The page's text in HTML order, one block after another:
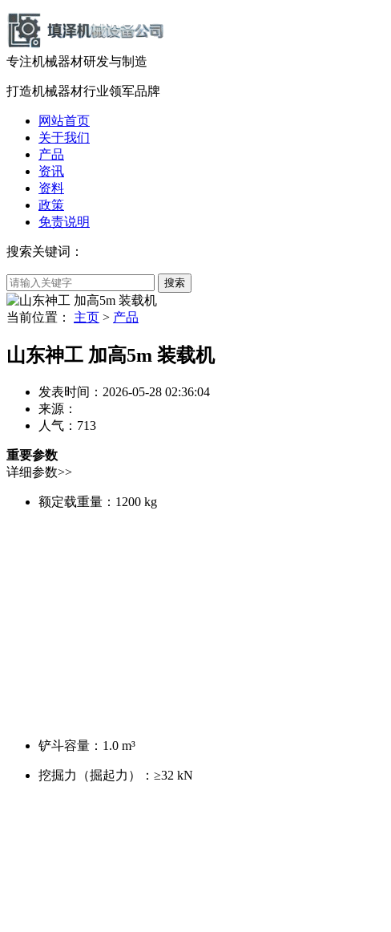
专注机械器材研发与制造
打造机械器材行业领军品牌
网站首页
关于我们
产品
资讯
资料
政策
免责说明
搜索关键词：
当前位置： 主页 > 产品
山东神工 加高5m 装载机
发表时间：2026-05-28 02:36:04
来源：
人气： 713
重要参数
详细参数>>
额定载重量： 1200 kg
铲斗容量： 1.0 m³
挖掘力（掘起力）： ≥32 kN